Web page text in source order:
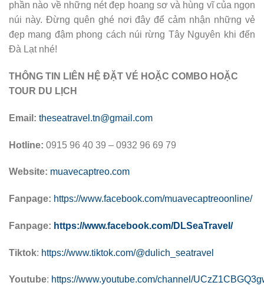
phần nào về những nét đẹp hoang sơ và hùng vĩ của ngọn
núi này. Đừng quên ghé nơi đây để cảm nhận những vẻ
đẹp mang đậm phong cách núi rừng Tây Nguyên khi đến
Đà Lạt nhé!
THÔNG TIN LIÊN HỆ ĐẶT VÉ HOẶC COMBO HOẶC
TOUR DU LỊCH
Email: theseatravel.tn@gmail.com
Hotline: 0915 96 40 39 – 0932 96 69 79
Website: muavecaptreo.com
Fanpage: https://www.facebook.com/muavecaptreoonline/
Fanpage: https://www.facebook.com/DLSeaTravel/
Tiktok: https://www.tiktok.com/@dulich_seatravel
Youtube: https://www.youtube.com/channel/